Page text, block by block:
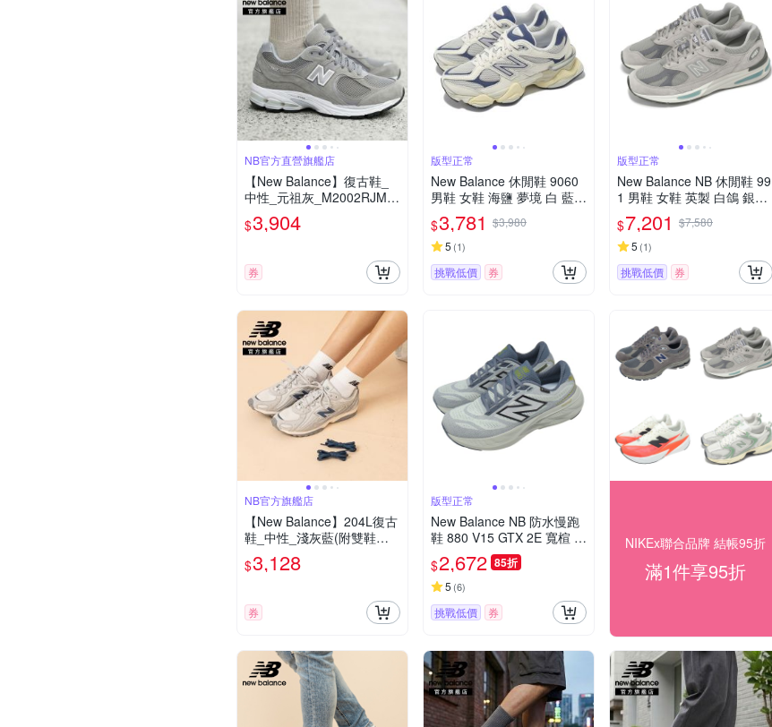
NB官方直營旗艦店
【New Balance】復古鞋_
中性_元祖灰_M2002RJM-D
楦
$3,904
券
版型正常
New Balance 休閒鞋 9060
男鞋 女鞋 海鹽 夢境 白 藍
復古 緩震 NB U9060AGB-D
$3,781 $3,980
5 (1)
挑戰低價 券
版型正常
New Balance NB 休閒鞋 99
1 男鞋 女鞋 英製 白鴿 銀灰
復古 NB U991GL2-D
$7,201 $7,580
5 (1)
挑戰低價 券
NB官方旗艦店
【New Balance】204L復古
鞋_中性_淺灰藍(附雙鞋帶)_
U204L4HH-D楦
$3,128
券
版型正常
New Balance NB 防水慢跑
鞋 880 V15 GTX 2E 寬楦 男
鞋 灰 緩震 運動鞋 M880G6
FO-2E
$2,672 85折
5 (6)
挑戰低價 券
NIKEx聯合品牌 結帳95折
滿1件享95折